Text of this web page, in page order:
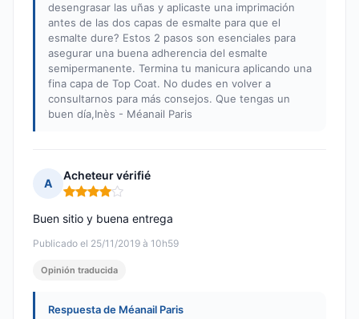
desengrasar las uñas y aplicaste una imprimación
antes de las dos capas de esmalte para que el
esmalte dure? Estos 2 pasos son esenciales para
asegurar una buena adherencia del esmalte
semipermanente. Termina tu manicura aplicando una
fina capa de Top Coat. No dudes en volver a
consultarnos para más consejos. Que tengas un
buen día,Inès - Méanail Paris
A
Acheteur vérifié
Nota: 4 de 5
Publicado el 25/11/2019 à 10h59
Buen sitio y buena entrega
Opinión traducida
Respuesta de Méanail Paris